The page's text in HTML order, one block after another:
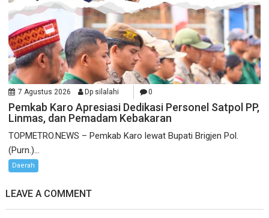
7 Agustus 2026 Dp silalahi 0
Pemkab Karo Apresiasi Dedikasi Personel Satpol PP,
Linmas, dan Pemadam Kebakaran
TOPMETRO.NEWS – Pemkab Karo lewat Bupati Brigjen Pol.
(Purn.)...
Daerah
LEAVE A COMMENT